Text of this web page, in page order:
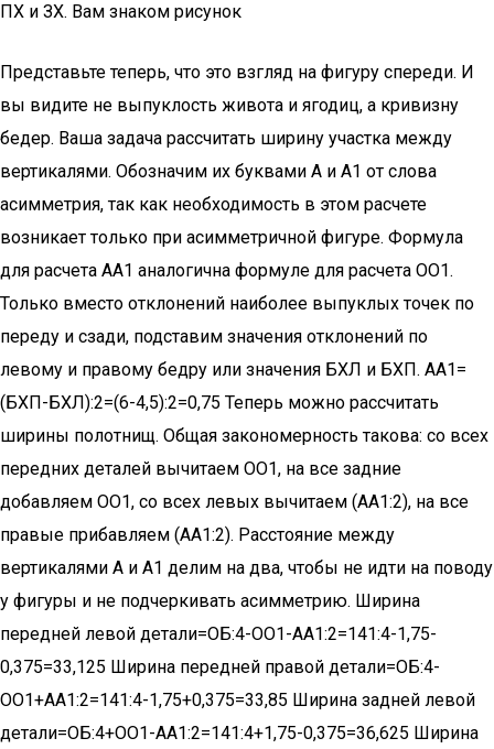
ПХ и ЗХ. Вам знаком рисунок
Представьте теперь, что это взгляд на фигуру спереди. И
вы видите не выпуклость живота и ягодиц, а кривизну
бедер. Ваша задача рассчитать ширину участка между
вертикалями. Обозначим их буквами А и А1 от слова
асимметрия, так как необходимость в этом расчете
возникает только при асимметричной фигуре. Формула
для расчета АА1 аналогична формуле для расчета ОО1.
Только вместо отклонений наиболее выпуклых точек по
переду и сзади, подставим значения отклонений по
левому и правому бедру или значения БХЛ и БХП. АА1=
(БХП-БХЛ):2=(6-4,5):2=0,75 Теперь можно рассчитать
ширины полотнищ. Общая закономерность такова: со всех
передних деталей вычитаем OО1, на все задние
добавляем ОО1, со всех левых вычитаем (АА1:2), на все
правые прибавляем (АА1:2). Расстояние между
вертикалями А и А1 делим на два, чтобы не идти на поводу
у фигуры и не подчеркивать асимметрию. Ширина
передней левой детали=ОБ:4-ОО1-АА1:2=141:4-1,75-
0,375=33,125 Ширина передней правой детали=ОБ:4-
ОО1+АА1:2=141:4-1,75+0,375=33,85 Ширина задней левой
детали=ОБ:4+ОО1-АА1:2=141:4+1,75-0,375=36,625 Ширина